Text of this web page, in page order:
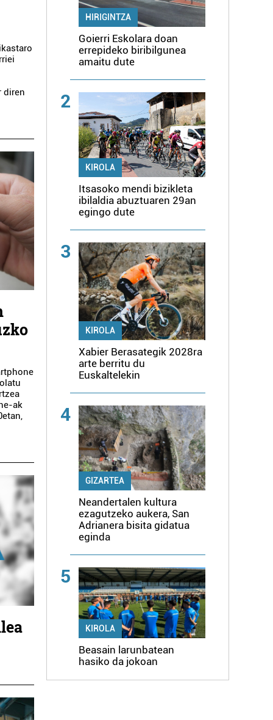
diren
ak
HIRIGINTZA
Goierri Eskolara doan
errepideko biribilgunea
amaitu dute
2
KIROLA
Itsasoko mendi bizikleta
ibilaldia abuztuaren 29an
egingo dute
3
KIROLA
Xabier Berasategik 2028ra
arte berritu du
Euskaltelekin
4
GIZARTEA
Neandertalen kultura
ezagutzeko aukera, San
Adrianera bisita gidatua
eginda
5
KIROLA
Beasain larunbatean
hasiko da jokoan